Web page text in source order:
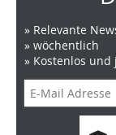
» Relevante
» wöchentlich
» Kostenlos